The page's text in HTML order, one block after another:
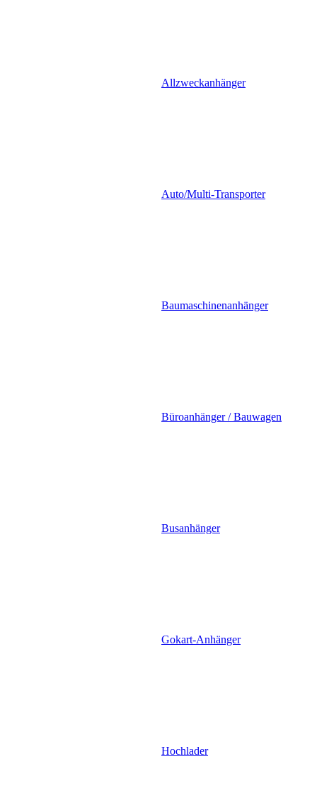
Allzweckanhänger
Auto/Multi-Transporter
Baumaschinenanhänger
Büroanhänger / Bauwagen
Busanhänger
Gokart-Anhänger
Hochlader